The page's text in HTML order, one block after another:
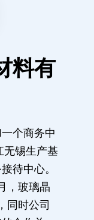
料有
个商务中
无锡生产基
待中心。
，玻璃晶
同时公司